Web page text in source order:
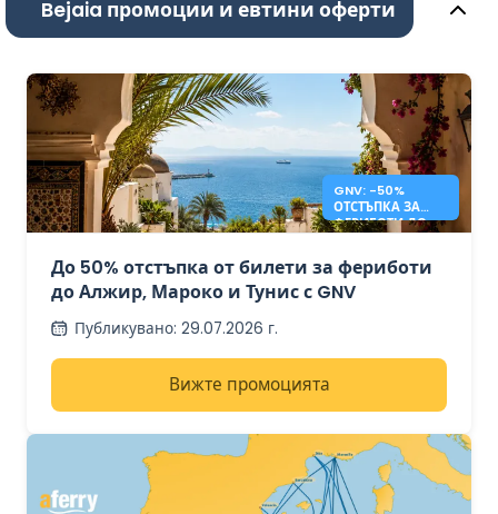
Bejaia промоции и евтини оферти
GNV: -50%
ОТСТЪПКА ЗА
ФЕРИБОТИ ДО
И ТУНИС
До 50% отстъпка от билети за фериботи
до Алжир, Мароко и Тунис с GNV
Публикувано: 29.07.2026 г.
Вижте промоцията